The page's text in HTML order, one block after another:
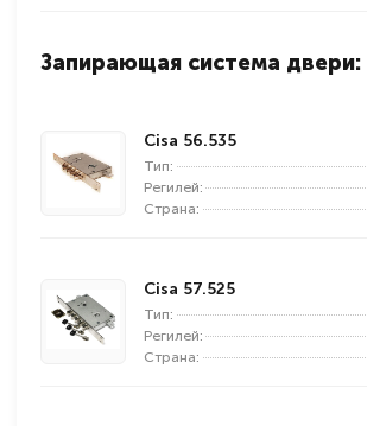
Запирающая система двери:
Cisa 56.535
Тип:
Регилей:
Страна:
Cisa 57.525
Тип:
Регилей:
Страна: